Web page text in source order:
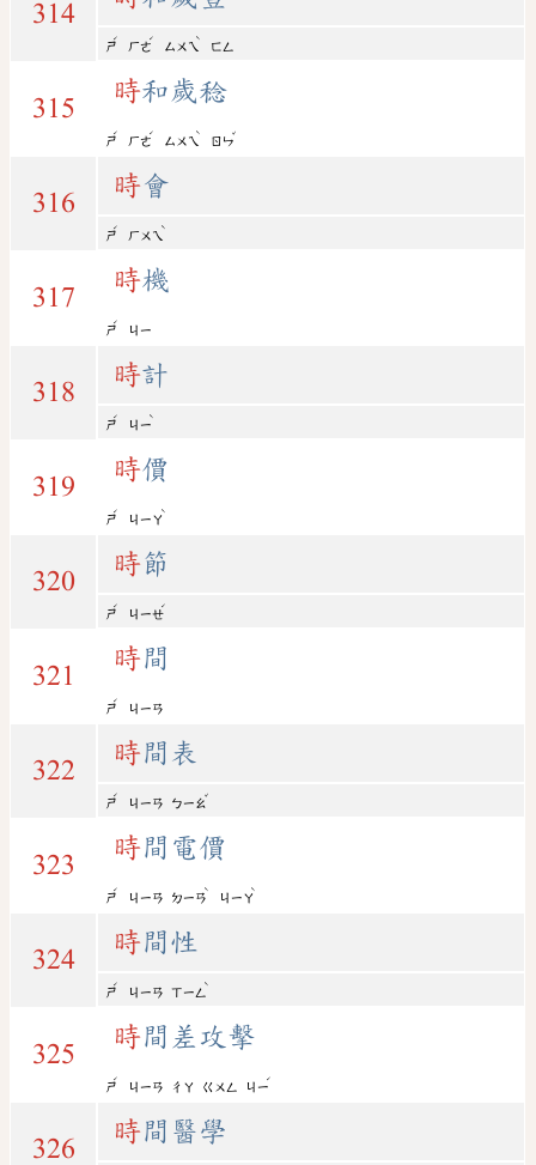
314
ㄕ
ˊ
ㄏㄜ
ˊ
ㄙㄨㄟ
ˋ
ㄈㄥ
315
時和歲稔
ㄕ
ˊ
ㄏㄜ
ˊ
ㄙㄨㄟ
ˋ
ㄖㄣ
ˇ
316
時會
ㄕ
ˊ
ㄏㄨㄟ
ˋ
317
時機
ㄕ
ˊ
ㄐㄧ
318
時計
ㄕ
ˊ
ㄐㄧ
ˋ
319
時價
ㄕ
ˊ
ㄐㄧㄚ
ˋ
320
時節
ㄕ
ˊ
ㄐㄧㄝ
ˊ
321
時間
ㄕ
ˊ
ㄐㄧㄢ
322
時間表
ㄕ
ˊ
ㄐㄧㄢ ㄅㄧㄠ
ˇ
323
時間電價
ㄕ
ˊ
ㄐㄧㄢ ㄉㄧㄢ
ˋ
ㄐㄧㄚ
ˋ
324
時間性
ㄕ
ˊ
ㄐㄧㄢ ㄒㄧㄥ
ˋ
325
時間差攻擊
ㄕ
ˊ
ㄐㄧㄢ ㄔㄚ ㄍㄨㄥ ㄐㄧ
ˊ
326
時間醫學